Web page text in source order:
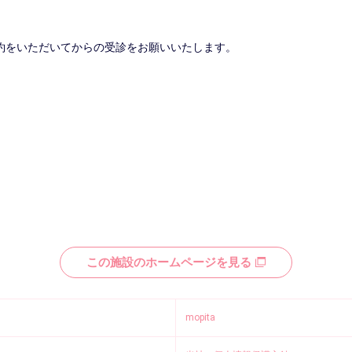
いただいてからの受診をお願いいたします。
この施設のホームページを見る
mopita